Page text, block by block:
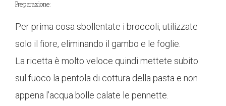
Preparazione:
Per prima cosa sbollentate i broccoli, utilizzate
solo il fiore, eliminando il gambo e le foglie.
La ricetta è molto veloce quindi mettete subito
sul fuoco la pentola di cottura della pasta e non
appena l’acqua bolle calate le pennette.